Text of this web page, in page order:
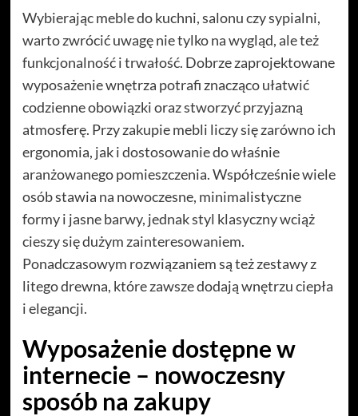
Wybierając meble do kuchni, salonu czy sypialni,
warto zwrócić uwagę nie tylko na wygląd, ale też
funkcjonalność i trwałość. Dobrze zaprojektowane
wyposażenie wnętrza potrafi znacząco ułatwić
codzienne obowiązki oraz stworzyć przyjazną
atmosferę. Przy zakupie mebli liczy się zarówno ich
ergonomia, jak i dostosowanie do właśnie
aranżowanego pomieszczenia. Współcześnie wiele
osób stawia na nowoczesne, minimalistyczne
formy i jasne barwy, jednak styl klasyczny wciąż
cieszy się dużym zainteresowaniem.
Ponadczasowym rozwiązaniem są też zestawy z
litego drewna, które zawsze dodają wnętrzu ciepła
i elegancji.
Wyposażenie dostępne w
internecie – nowoczesny
sposób na zakupy